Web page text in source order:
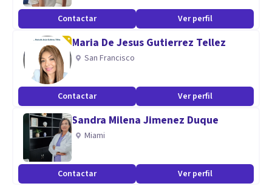
Contactar Ver perfil
Maria De Jesus Gutierrez Tellez
San Francisco
Contactar Ver perfil
Sandra Milena Jimenez Duque
Miami
Contactar Ver perfil